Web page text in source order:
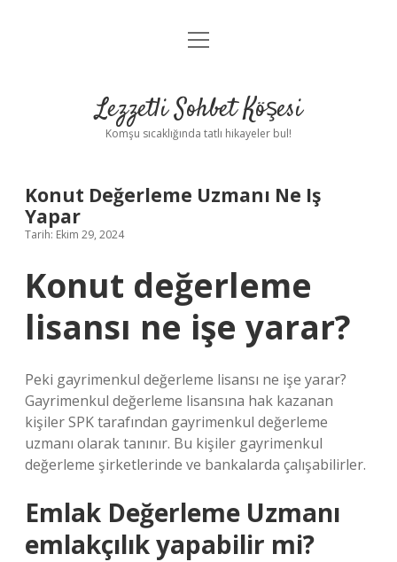
Anasayfa
Yasal Uyarı
menüyü
Lezzetli Sohbet Köşesi
Komşu sıcaklığında tatlı hikayeler bul!
Konut Değerleme Uzmanı Ne Iş
Yapar
Tarih: Ekim 29, 2024
Konut değerleme
lisansı ne işe yarar?
Peki gayrimenkul değerleme lisansı ne işe yarar?
Gayrimenkul değerleme lisansına hak kazanan
kişiler SPK tarafından gayrimenkul değerleme
uzmanı olarak tanınır. Bu kişiler gayrimenkul
değerleme şirketlerinde ve bankalarda çalışabilirler.
Emlak Değerleme Uzmanı
emlakçılık yapabilir mi?